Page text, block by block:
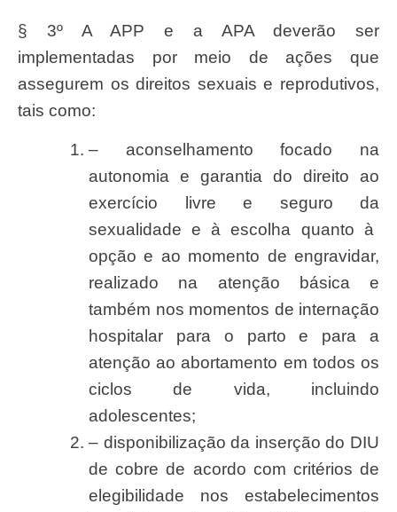
§ 3º A APP e a APA deverão ser
implementadas por meio de ações que
assegurem os direitos sexuais e reprodutivos,
tais como:
– aconselhamento focado na
autonomia e garantia do direito ao
exercício livre e seguro da
sexualidade e à escolha quanto à
opção e ao momento de engravidar,
realizado na atenção básica e
também nos momentos de internação
hospitalar para o parto e para a
atenção ao abortamento em todos os
ciclos de vida, incluindo
adolescentes;
– disponibilização da inserção do DIU
de cobre de acordo com critérios de
elegibilidade nos estabelecimentos